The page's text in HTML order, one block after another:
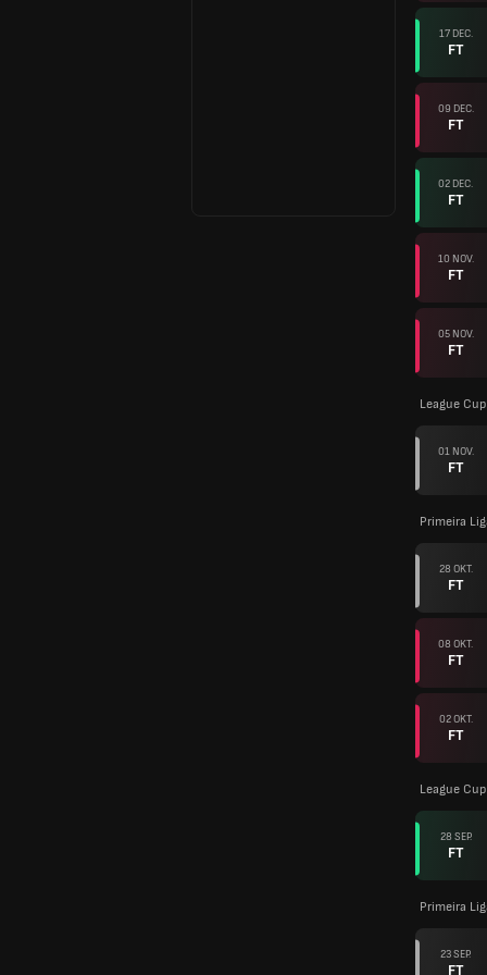
17 DEC.
FT
09 DEC.
FT
02 DEC.
FT
10 NOV.
FT
05 NOV.
FT
League
01 NOV.
FT
Primeira
28 OKT.
FT
08 OKT.
FT
02 OKT.
FT
League
28 SEP.
FT
Primeira
23 SEP.
FT